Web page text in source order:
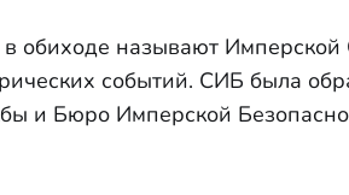
обиходе называют
событий. СИБ была
и Бюро Имперской